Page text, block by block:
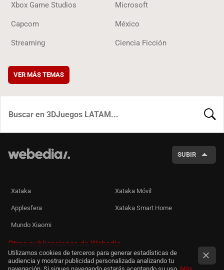
Xbox Game Studios Microsoft
Capcom México
Streaming Ciencia Ficción
VER MÁS TEMAS
SUBIR
Xataka Xataka Móvil
Applesfera Xataka Smart Home
Mundo Xiaomi
Otras publicaciones de Webedia
Utilizamos cookies de terceros para generar estadísticas de
audiencia y mostrar publicidad personalizada analizando tu